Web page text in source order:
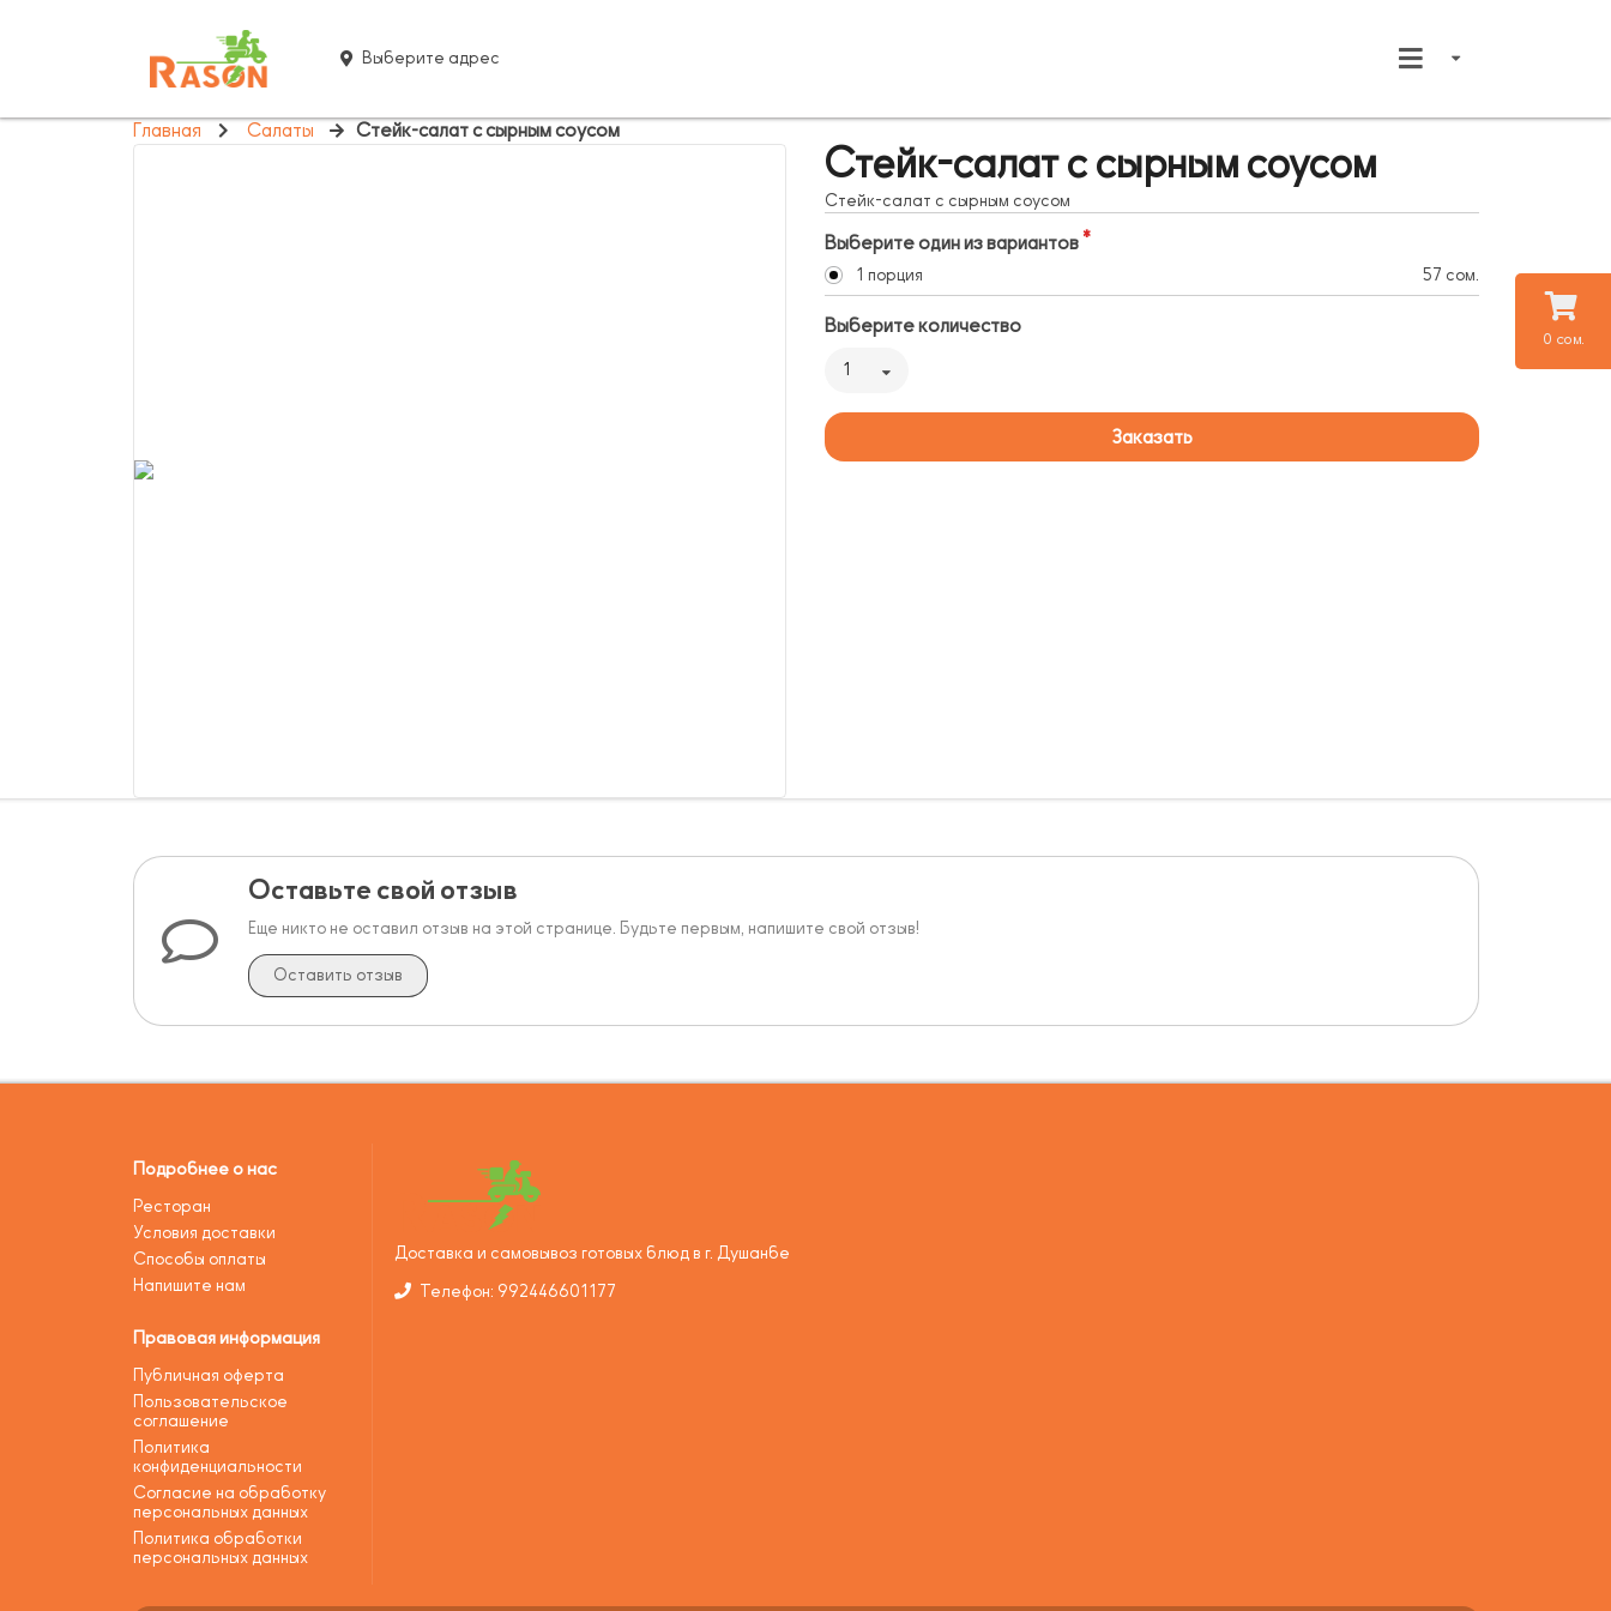
0 сом.
Выберите адрес
Главная Салаты Стейк-салат с сырным соусом
Стейк-салат с сырным соусом
Стейк-салат с сырным соусом
Выберите один из вариантов
1 порция 57 сом.
Выберите количество
1
Заказать
Оставьте свой отзыв
Еще никто не оставил отзыв на этой странице. Будьте первым, напишите свой отзыв!
Оставить отзыв
Подробнее о нас
Ресторан
Условия доставки
Способы оплаты
Напишите нам
Правовая информация
Публичная оферта
Пользовательское
соглашение
Политика
конфиденциальности
Согласие на обработку
персональных данных
Политика обработки
персональных данных
Доставка и самовывоз готовых блюд в г. Душанбе
Телефон: 992446601177